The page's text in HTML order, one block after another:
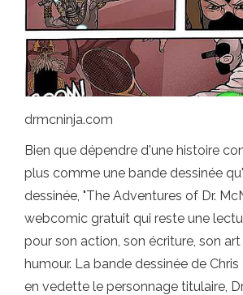
drmcninja.com
Bien que dépendre d'une histoire
plus comme une bande dessinée
dessinée, "The Adventures of Dr.
webcomic gratuit qui reste une
pour son action, son écriture, son
humour. La bande dessinée de
en vedette le personnage titulaire,